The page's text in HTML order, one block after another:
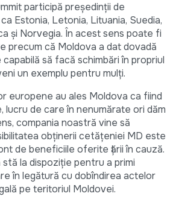
participă preşedinţii de
Estonia, Letonia, Lituania, Suedia,
şi Norvegia. În acest sens poate fi
precum că Moldova a dat dovadă
să facă schimbări în propriul
un exemplu pentru mulţi.
europene au ales Moldova ca fiind
lucru de care în nenumărate ori dăm
compania noastră vine să
obţinerii cetăţeniei MD este
de beneficiile oferite ţării în cauză.
la dispoziţie pentru a primi
în legătură cu dobîndirea actelor
pe teritoriul Moldovei.